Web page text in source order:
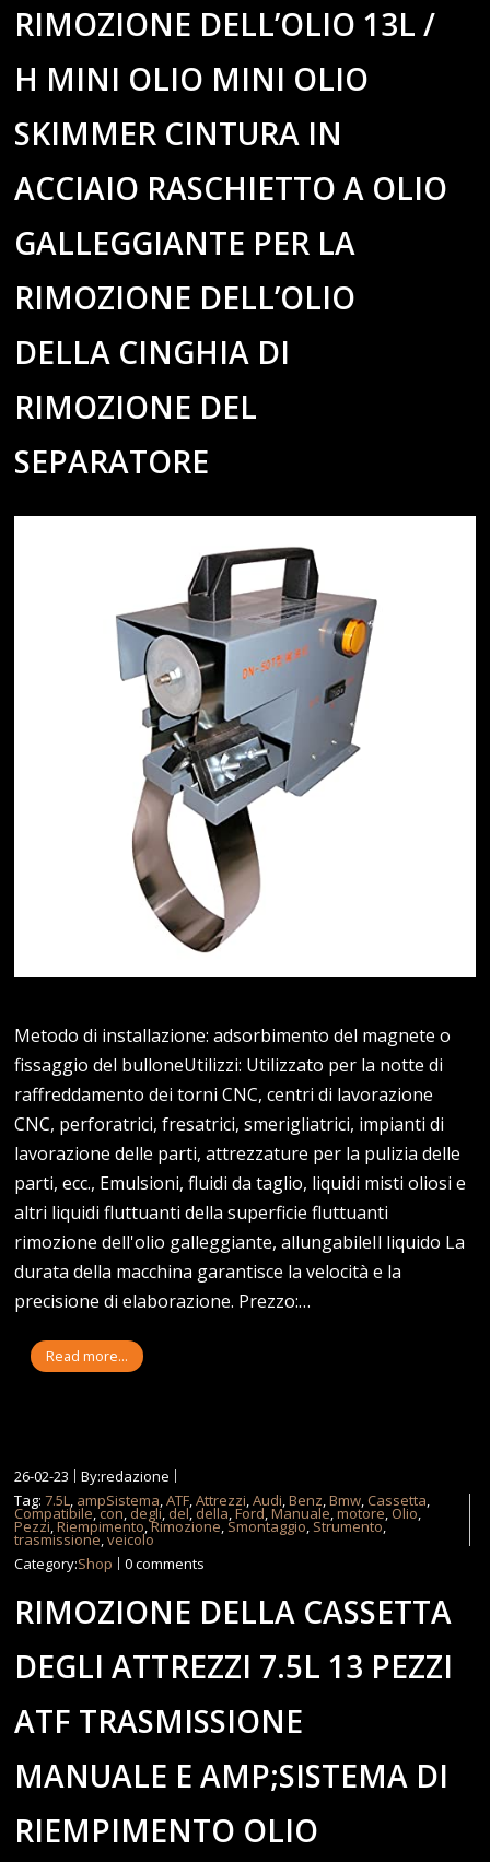
RIMOZIONE DELL’OLIO 13L /
H MINI OLIO MINI OLIO
SKIMMER CINTURA IN
ACCIAIO RASCHIETTO A OLIO
GALLEGGIANTE PER LA
RIMOZIONE DELL’OLIO
DELLA CINGHIA DI
RIMOZIONE DEL
SEPARATORE
Metodo di installazione: adsorbimento del magnete o
fissaggio del bulloneUtilizzi: Utilizzato per la notte di
raffreddamento dei torni CNC, centri di lavorazione
CNC, perforatrici, fresatrici, smerigliatrici, impianti di
lavorazione delle parti, attrezzature per la pulizia delle
parti, ecc., Emulsioni, fluidi da taglio, liquidi misti oliosi e
altri liquidi fluttuanti della superficie fluttuanti
rimozione dell'olio galleggiante, allungabileIl liquido La
durata della macchina garantisce la velocità e la
precisione di elaborazione. Prezzo:…
Read more...
26-02-23
By:redazione
Tag:7.5L, ampSistema,ATF,Attrezzi,Audi,Benz,Bmw, Cassetta,
Compatibile,con, degli, del, della,Ford,Manuale,motore, Olio,
Pezzi,Riempimento,Rimozione, Smontaggio, Strumento,
trasmissione,veicolo
Category:Shop 0 comments
RIMOZIONE DELLA CASSETTA
DEGLI ATTREZZI 7.5L 13 PEZZI
ATF TRASMISSIONE
MANUALE E AMP;SISTEMA DI
RIEMPIMENTO OLIO